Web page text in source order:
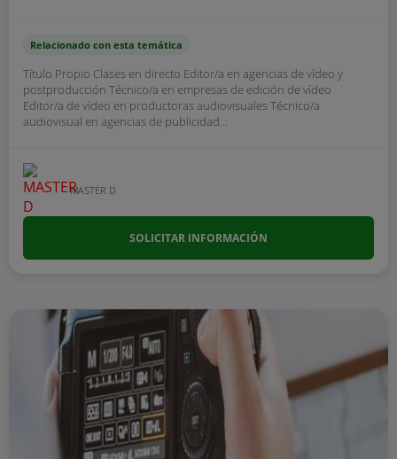
Relacionado con esta temática
Título Propio Clases en directo Editor/a en agencias de vídeo y
postproducción Técnico/a en empresas de edición de vídeo
Editor/a de vídeo en productoras audiovisuales Técnico/a
audiovisual en agencias de publicidad...
MASTER D
SOLICITAR INFORMACIÓN